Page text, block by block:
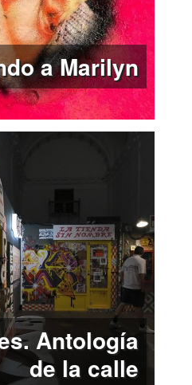
a Marilyn
Antología
de la calle